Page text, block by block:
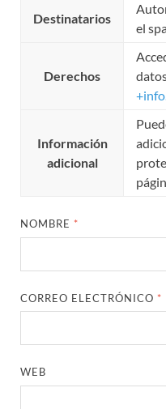
Destinatarios
el
Derechos
Información
adicional
NOMBRE *
CORREO ELECTRÓNICO *
WEB